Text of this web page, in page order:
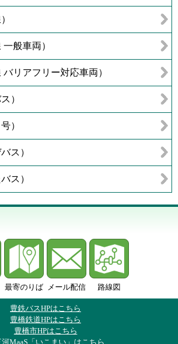
般車両）
リアフリー対応車両）
）
）
ス）
ス）
最寄のりば メール配信 路線図
豊鉄バスHPはこちら
豊橋鉄道HPはこちら
豊橋市HPはこちら
MaaS「いこまい」はこちら